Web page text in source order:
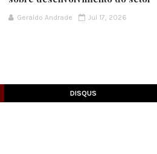
Geraldo Andrade Jul 17, 2026
DISQUS